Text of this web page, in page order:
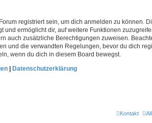
registriert sein, um dich anmelden zu können.
und ermöglicht dir, auf weitere Funktionen
auch zusätzliche Berechtigungen zuweisen.
und die verwandten Regelungen, bevor du dich
wenn du dich in diesem Board bewegst.
Datenschutzerklärung
Kontakt